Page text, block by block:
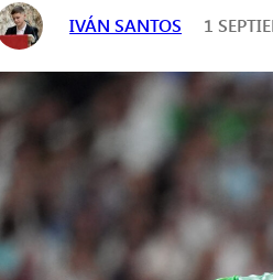
IVÁN SANTOS 1